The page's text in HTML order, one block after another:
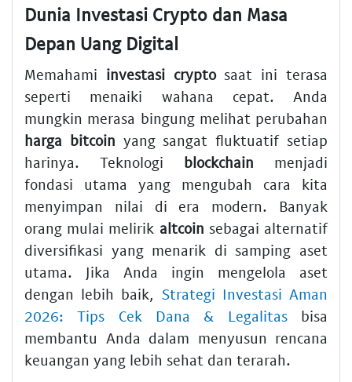
Dunia Investasi Crypto dan Masa
Depan Uang Digital
Memahami investasi cryptosaat ini terasa
seperti menaiki wahana cepat. Anda
mungkin merasa bingung melihat perubahan
harga bitcoin yang sangat fluktuatif setiap
harinya. Teknologi blockchain menjadi
fondasi utama yang mengubah cara kita
menyimpan nilai di era modern. Banyak
orang mulai melirik altcoin sebagai alternatif
diversifikasi yang menarik di samping aset
utama. Jika Anda ingin mengelola aset
dengan lebih baik, Strategi Investasi Aman
2026: Tips Cek Dana & Legalitasbisa
membantu Anda dalam menyusun rencana
keuangan yang lebih sehat dan terarah.